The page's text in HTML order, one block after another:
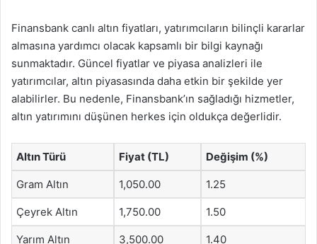
Finansbank canlı altın fiyatları, yatırımcıların bilinçli kararlar
almasına yardımcı olacak kapsamlı bir bilgi kaynağı
sunmaktadır. Güncel fiyatlar ve piyasa analizleri ile
yatırımcılar, altın piyasasında daha etkin bir şekilde yer
alabilirler. Bu nedenle, Finansbank’ın sağladığı hizmetler,
altın yatırımını düşünen herkes için oldukça değerlidir.
Altın Türü Fiyat (TL) Değişim (%)
Gram Altın 1,050.00 1.25
Çeyrek Altın 1,750.00 1.50
Yarım Altın 3,500.00 1.40